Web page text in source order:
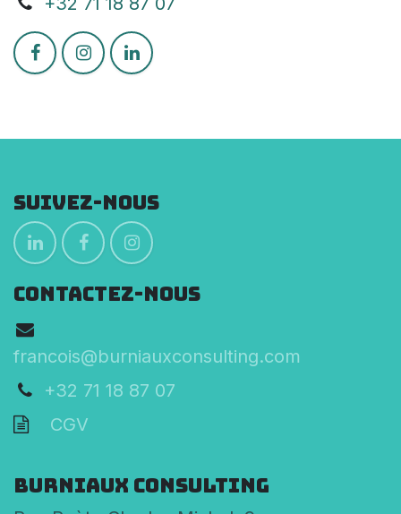
Suivez-nous
CONTACTEZ-NOUS
francois@burniauxconsulting.com
+32 71 18 87 07
CGV
Burniaux Consulting